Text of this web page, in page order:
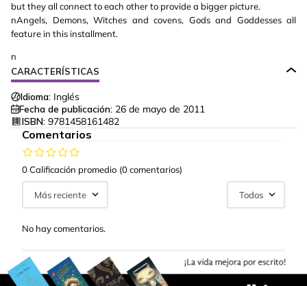
but they all connect to each other to provide a bigger picture.
nAngels, Demons, Witches and covens, Gods and Goddesses all
feature in this installment.
n
CARACTERÍSTICAS
Idioma: Inglés
Fecha de publicación: 26 de mayo de 2011
ISBN: 9781458161482
Comentarios
0 Calificación promedio (0 comentarios)
Más reciente Todos
No hay comentarios.